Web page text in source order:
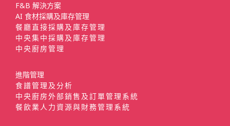
F&B 解決方案
AI 食材採購及庫存管理
餐廳直接採購及庫存管理
中央集中採購及庫存管理
中央廚房管理
進階管理
食譜管理及分析
中央廚房外部銷售及訂單管理系統
餐飲業人力資源與財務管理系統